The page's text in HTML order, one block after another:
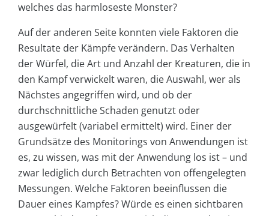
welches das harmloseste Monster?
Auf der anderen Seite konnten viele Faktoren die
Resultate der Kämpfe verändern. Das Verhalten
der Würfel, die Art und Anzahl der Kreaturen, die in
den Kampf verwickelt waren, die Auswahl, wer als
Nächstes angegriffen wird, und ob der
durchschnittliche Schaden genutzt oder
ausgewürfelt (variabel ermittelt) wird. Einer der
Grundsätze des Monitorings von Anwendungen ist
es, zu wissen, was mit der Anwendung los ist – und
zwar lediglich durch Betrachten von offengelegten
Messungen. Welche Faktoren beeinflussen die
Dauer eines Kampfes? Würde es einen sichtbaren